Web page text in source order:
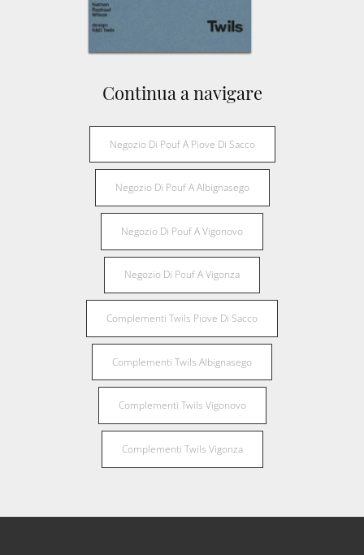
Continua a navigare
Negozio Di Pouf A Piove Di Sacco
Negozio Di Pouf A Albignasego
Negozio Di Pouf A Vigonovo
Negozio Di Pouf A Vigonza
Complementi Twils Piove Di Sacco
Complementi Twils Albignasego
Complementi Twils Vigonovo
Complementi Twils Vigonza